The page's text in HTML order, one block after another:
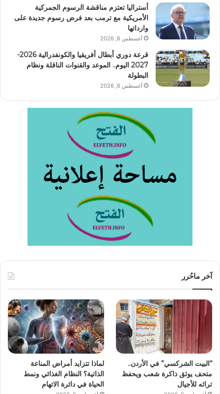
أستراليا تعتزم مناقشة الرسوم الجمركية
الأمريكية مع ترمب بعد فرض رسوم جديدة على
وارداتها
أغسطس 6, 2026
قرعة دوري أبطال أفريقيا والكونفدرالية 2026-
2027 اليوم.. الموعد والقنوات الناقلة ونظام
البطولة
أغسطس 6, 2026
آخر ماحُرر
“البيت الشركسي” في الأردن..
متحف يوثق ذاكرة شعب ويحفظ
تراثه للأجيال
لماذا تتزايد أمراض المناعة
الذاتية؟ النظام الغذائي ونمط
الحياة في دائرة الاتهام